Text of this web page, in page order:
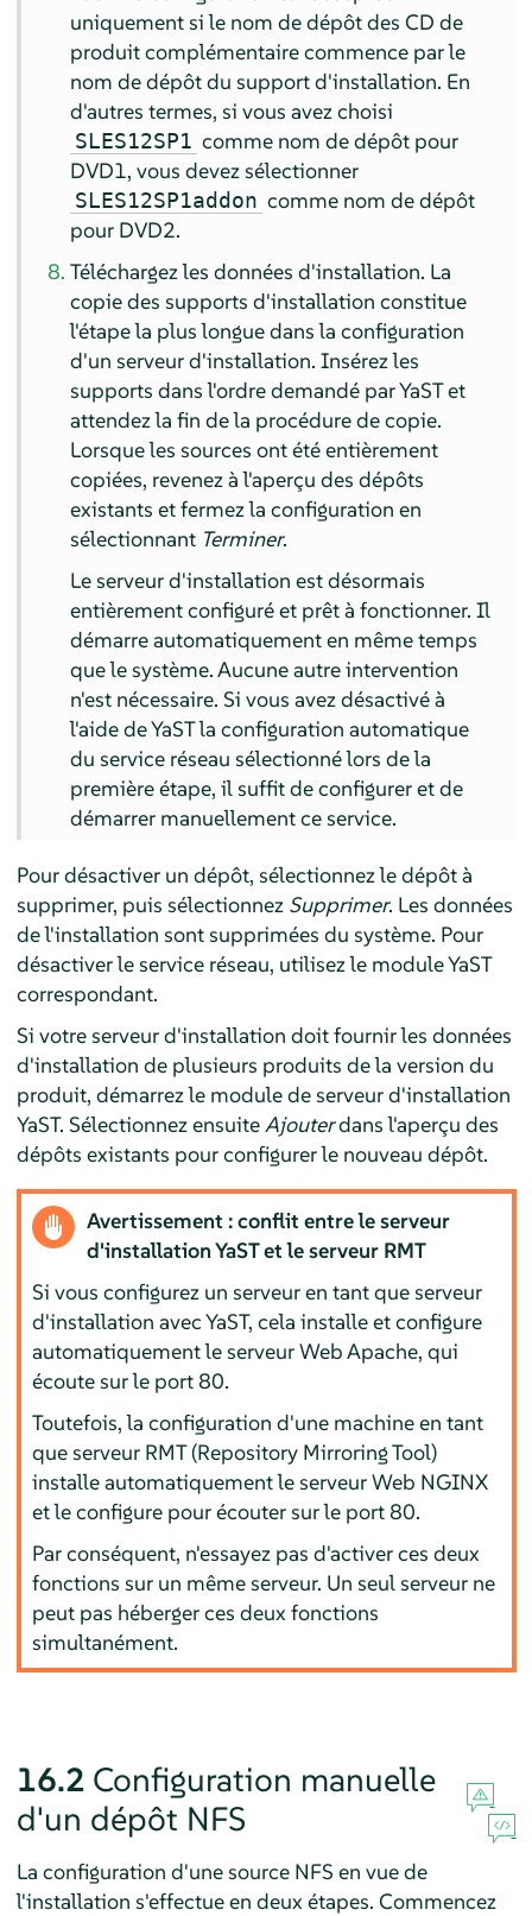
uniquement si le nom de dépôt des CD de
produit complémentaire commence par le
nom de dépôt du support d'installation. En
d'autres termes, si vous avez choisi
SLES12SP1 comme nom de dépôt pour
DVD1, vous devez sélectionner
SLES12SP1addon comme nom de dépôt
pour DVD2.
Téléchargez les données d'installation. La
copie des supports d'installation constitue
l'étape la plus longue dans la configuration
d'un serveur d'installation. Insérez les
supports dans l'ordre demandé par YaST et
attendez la fin de la procédure de copie.
Lorsque les sources ont été entièrement
copiées, revenez à l'aperçu des dépôts
existants et fermez la configuration en
sélectionnant Terminer.
Le serveur d'installation est désormais
entièrement configuré et prêt à fonctionner. Il
démarre automatiquement en même temps
que le système. Aucune autre intervention
n'est nécessaire. Si vous avez désactivé à
l'aide de YaST la configuration automatique
du service réseau sélectionné lors de la
première étape, il suffit de configurer et de
démarrer manuellement ce service.
Pour désactiver un dépôt, sélectionnez le dépôt à
supprimer, puis sélectionnez Supprimer. Les données
de l'installation sont supprimées du système. Pour
désactiver le service réseau, utilisez le module YaST
correspondant.
Si votre serveur d'installation doit fournir les données
d'installation de plusieurs produits de la version du
produit, démarrez le module de serveur d'installation
YaST. Sélectionnez ensuiteAjouterdans l'aperçu des
dépôts existants pour configurer le nouveau dépôt.
Avertissement : conflit entre le serveur
d'installation YaST et le serveur RMT
Si vous configurez un serveur en tant que serveur
d'installation avec YaST, cela installe et configure
automatiquement le serveur Web Apache, qui
écoute sur le port 80.
Toutefois, la configuration d'une machine en tant
que serveur RMT (Repository Mirroring Tool)
installe automatiquement le serveur Web NGINX
et le configure pour écouter sur le port 80.
Par conséquent, n'essayez pas d'activer ces deux
fonctions sur un même serveur. Un seul serveur ne
peut pas héberger ces deux fonctions
simultanément.
16.2 Configuration manuelle
d'un dépôt NFS
La configuration d'une source NFS en vue de
l'installation s'effectue en deux étapes. Commencez